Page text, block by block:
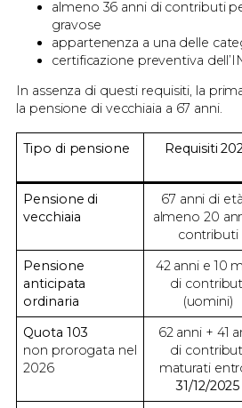
almeno 36 anni di contributi
gravose
appartenenza a una delle
certificazione preventiva
In assenza di questi requisiti, la
la pensione di vecchiaia a 67 anni.
Tipo di pensione Requisiti
Pensione di
vecchiaia
67 anni di
almeno 20
contributi
Pensione
anticipata
ordinaria
42 anni e 10
di
(uomini)
Quota 103
non prorogata nel
2026
62 anni + 41
di
maturati
31/12/2025